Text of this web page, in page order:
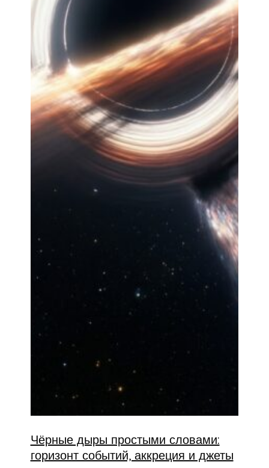
Чёрные дыры простыми словами:
горизонт событий, аккреция и джеты